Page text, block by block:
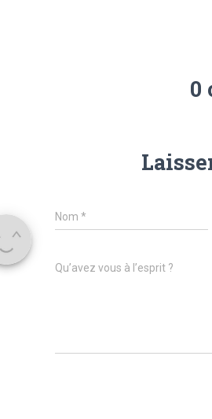
0
Nom *
Qu’avez vous à l’esprit ?